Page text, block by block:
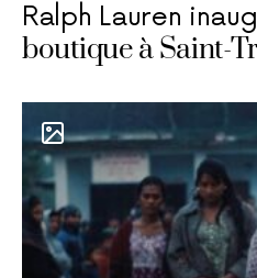
Ralph Lauren
boutique à Saint-